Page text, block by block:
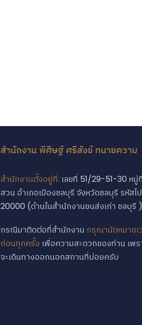
สำนักงาน พิศิษฐ์ ศรีสังข์ ทนายความ
สำนักงานตั้งอยู่ที่: เลขที่ 51/29-51-30 ห
สวน อำเภอเมืองชลบุรี จังหวัดชลบุรี รหัส
20000 (ด้านในสำนักงานขนส่งเก่า ชลบุรี )
กรณีมาติดต่อที่สำนักงาน กรุณานัดหมายเ
ก่อนทุกครั้ง เพื่อความสะดวกของท่าน เพ
จะเดินทางออกนอกสถานที่บ่อยครับ